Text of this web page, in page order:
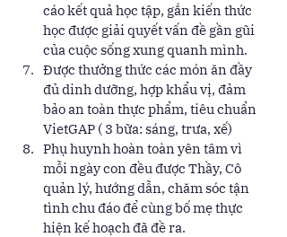
cáo kết quả học tập, gắn kiến thức
học được giải quyết vấn đề gần gũi
của cuộc sống xung quanh mình.
Được thưởng thức các món ăn đầy
đủ dinh dưỡng, hợp khẩu vị, đảm
bảo an toàn thực phẩm, tiêu chuẩn
VietGAP ( 3 bữa: sáng, trưa, xế)
Phụ huynh hoàn toàn yên tâm vì
mỗi ngày con đều được Thầy, Cô
quản lý, hướng dẫn, chăm sóc tận
tình chu đáo để cùng bố mẹ thực
hiện kế hoạch đã đề ra.